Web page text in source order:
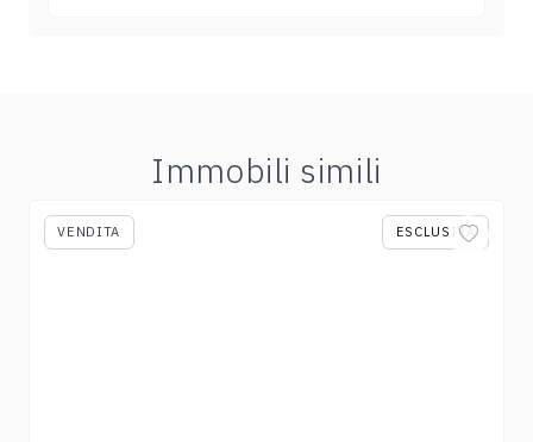
Immobili simili
VENDITA ESCLUSIVA